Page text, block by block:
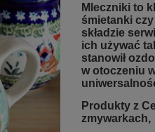
Mleczniki to
śmietanki
składzie
ich używać
stanowił
w otoczeniu
Produkty z
zmywarkach,